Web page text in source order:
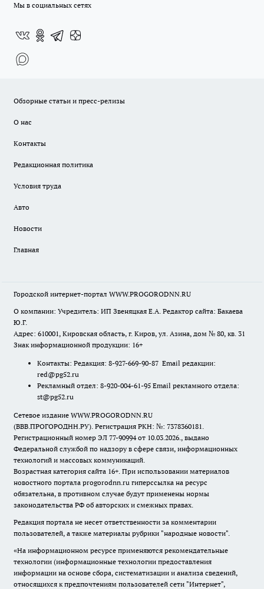
Мы в социальных сетях
Обзорные статьи и пресс-релизы
О нас
Контакты
Редакционная политика
Условия труда
Авто
Новости
Главная
Городской интернет-портал WWW.PROGORODNN.RU
О компании: Учредитель: ИП Звеняцкая Е.А. Редактор сайта: Бакаева
Ю.Г.
Адрес: 610001, Кировская область, г. Киров, ул. Азина, дом № 80, кв. 31
Знак информационной продукции: 16+
Контакты: Редакция: 8-927-669-90-87 Email редакции:
red@pg52.ru
Рекламный отдел: 8-920-004-61-95 Email рекламного отдела:
st@pg52.ru
Сетевое издание WWW.PROGORODNN.RU
(ВВВ.ПРОГОРОДНН.РУ). Регистрация РКН: №: 7378360181.
Регистрационный номер ЭЛ 77-90994 от 10.03.2026., выдано
Федеральной службой по надзору в сфере связи, информационных
технологий и массовых коммуникаций.
Возрастная категория сайта 16+. При использовании материалов
новостного портала progorodnn.ru гиперссылка на ресурс
обязательна, в противном случае будут применены нормы
законодательства РФ об авторских и смежных правах.
Редакция портала не несет ответственности за комментарии
пользователей, а также материалы рубрики "народные новости".
«На информационном ресурсе применяются рекомендательные
технологии (информационные технологии предоставления
информации на основе сбора, систематизации и анализа сведений,
относящихся к предпочтениям пользователей сети "Интернет",